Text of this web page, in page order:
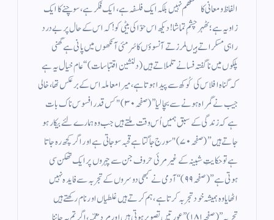
الفاظ و معانی کا سنگھم نہیں بلکہ ایک فلسفہ ہے، ایک فکر ہے، سوچنے کا ایک
زاویہ ہے ؛ٹھہر چشمِ تماشا! دیکھ اس حوّا کی بیٹی کو!کہ اس کے حال پر بے درد
راہی مسکراتے ہیںلرزتے آنسوؤں کا سُرمئی آنکھوں میں پانی ہےگھنی
پلکوں میں ناگفتہ فسانے تلملاتے ہیں(دلنشین اقتباسات)‘‘عام خیال یہ ہے
کہ گناہ افلاس کی کُوکھ سے پیدا ہوتا ہے، میرا معاملہ اس کے برعکس تھا، خالی
جیب نے گمراہ ہونے سے بچا لیا’’ (صفحہ ۳۰)"کس قدر افسوس ناک بات
ہے کہ زندگی کے سبق ہمیں اُس وقت ملتے ہیں جب وہ ہمارے لئے بیکار ہو
جاتے ہیں” (صفحہ ۷۰)"سورج جاگتا ہے قحبہ سو جاتی ہے اور اگر کچھ رہ جاتا
ہے تو حکایتِ شبینہ کے غیر مرئی حروف جن سے چہروں پر ایک تھکن سی
ہوتی ہے”(صفحہ ۹۹)‘‘ آدمی نے کبھی دوسروں کے تجربہ سے فایدہ نہیں
اٹھایا وہ ہمیشہ خود تجربہ کرتا ہے، ہم کرتے ہیں غلطیاں اور نام رکھتے ہیں